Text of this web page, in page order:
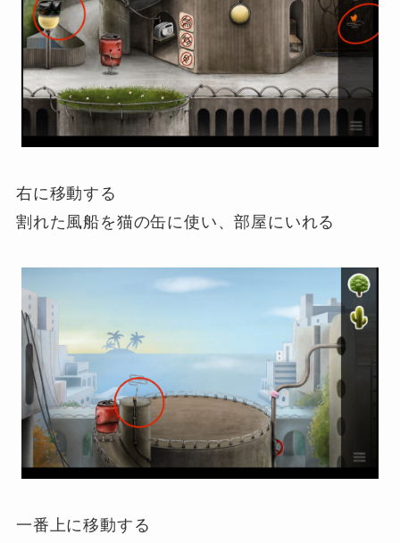
右に移動する
割れた風船を猫の缶に使い、部屋にいれる
一番上に移動する